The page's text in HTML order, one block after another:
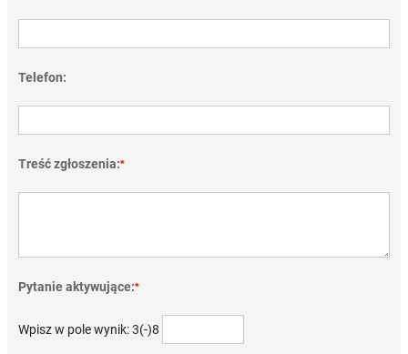
Telefon:
Treść zgłoszenia:*
Pytanie aktywujące:*
Wpisz w pole wynik: 3(-)8